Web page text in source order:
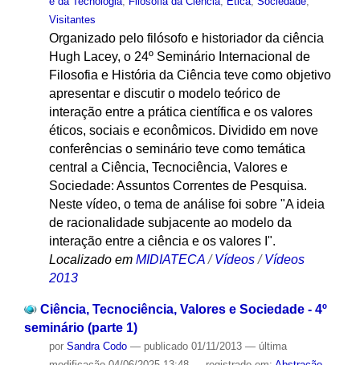
Visitantes
Organizado pelo filósofo e historiador da ciência
Hugh Lacey, o 24º Seminário Internacional de
Filosofia e História da Ciência teve como objetivo
apresentar e discutir o modelo teórico de
interação entre a prática científica e os valores
éticos, sociais e econômicos. Dividido em nove
conferências o seminário teve como temática
central a Ciência, Tecnociência, Valores e
Sociedade: Assuntos Correntes de Pesquisa.
Neste vídeo, o tema de análise foi sobre "A ideia
de racionalidade subjacente ao modelo da
interação entre a ciência e os valores I".
Localizado em MIDIATECA / Vídeos / Vídeos
2013
Ciência, Tecnociência, Valores e Sociedade - 4º
seminário (parte 1)
por Sandra Codo — publicado01/11/2013 — última